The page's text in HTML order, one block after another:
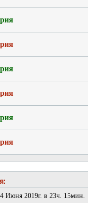
Июня 2019г. в 23ч. 15мин.